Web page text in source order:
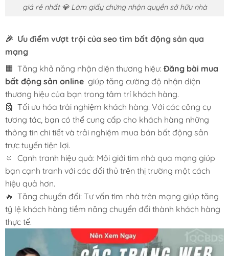
giá rẻ nhất 💎 Làm giấy chứng nhận quyền sở hữu nhà
🎉 Ưu điểm vượt trội của seo tìm bất động sản qua
mạng
🟧 Tăng khả năng nhận diện thương hiệu: Đăng bài mua
bất động sản online giúp tăng cường độ nhận diện
thương hiệu của bạn trong tâm trí khách hàng.
🗿 Tối ưu hóa trải nghiệm khách hàng: Với các công cụ
tương tác, bạn có thể cung cấp cho khách hàng những
thông tin chi tiết và trải nghiệm mua bán bất động sản
trực tuyến tiện lợi.
🔅 Cạnh tranh hiệu quả: Môi giới tìm nhà qua mạng giúp
bạn cạnh tranh với các đối thủ trên thị trường một cách
hiệu quả hơn.
🔥 Tăng chuyển đổi: Tư vấn tìm nhà trên mạng giúp tăng
tỷ lệ khách hàng tiềm năng chuyển đổi thành khách hàng
thực tế.